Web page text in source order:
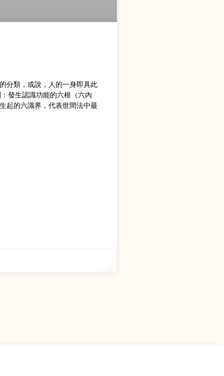
分類，或說，人的一身即具此
發生認識功能的六根（六內
起的六識界，代表世間法中最